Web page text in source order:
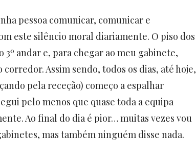
pessoa comunicar, comunicar e
este silêncio moral diariamente. O piso dos
andar e, para chegar ao meu gabinete,
Assim sendo, todos os dias, até hoje,
pela receção) começo a espalhar
pelo menos que quase toda a equipa
Ao final do dia é pior… muitas vezes vou
mas também ninguém disse nada.